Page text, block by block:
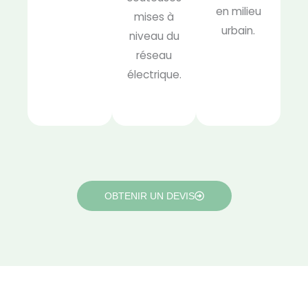
mises à
niveau du
réseau
électrique.
en milieu
urbain.
OBTENIR UN DEVIS